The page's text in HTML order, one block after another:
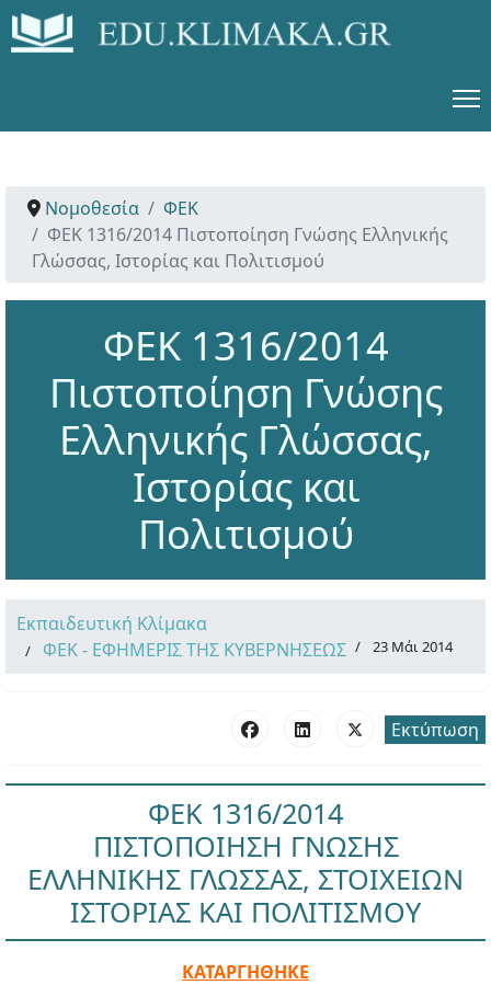
Νομοθεσία
ΦΕΚ
ΦΕΚ 1316/2014 Πιστοποίηση Γνώσης Ελληνικής
Γλώσσας, Ιστορίας και Πολιτισμού
ΦΕΚ 1316/2014
Πιστοποίηση Γνώσης
Ελληνικής Γλώσσας,
Ιστορίας και
Πολιτισμού
Εκπαιδευτική Κλίμακα
ΦΕΚ - ΕΦΗΜΕΡΙΣ ΤΗΣ ΚΥΒΕΡΝΗΣΕΩΣ
23 Μάι 2014
Εκτύπωση
ΦΕΚ 1316/2014
ΠΙΣΤΟΠΟΙΗΣΗ ΓΝΩΣΗΣ
ΕΛΛΗΝΙΚΗΣ ΓΛΩΣΣΑΣ, ΣΤΟΙΧΕΙΩΝ
ΙΣΤΟΡΙΑΣ ΚΑΙ ΠΟΛΙΤΙΣΜΟΥ
ΚΑΤΑΡΓΗΘΗΚΕ